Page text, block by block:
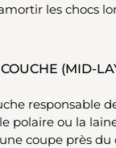
les chocs
(MID-
responsable
polaire ou la
coupe près du